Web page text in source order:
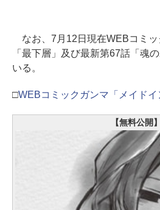
なお、7月12日現在WEBコミッ
「最下層」及び最新第67話「魂
いる。
□WEBコミックガンマ「メイド
【無料公開】